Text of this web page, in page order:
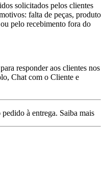
solicitados pelos clientes
falta de peças, produto
pelo recebimento fora do
responder aos clientes nos
Chat com o Cliente e
à entrega. Saiba mais